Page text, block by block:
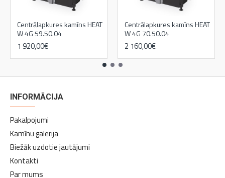
Centrālapkures kamīns HEAT
W 4G 59.50.04
1 920,00€
Centrālapkures kamīns HEAT
W 4G 70.50.04
2 160,00€
INFORMĀCIJA
Pakalpojumi
Kamīnu galerija
Biežāk uzdotie jautājumi
Kontakti
Par mums